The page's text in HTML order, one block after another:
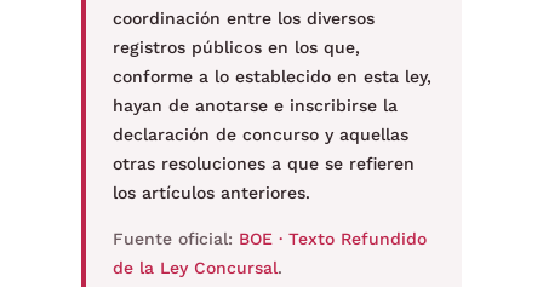
coordinación entre los diversos
registros públicos en los que,
conforme a lo establecido en esta ley,
hayan de anotarse e inscribirse la
declaración de concurso y aquellas
otras resoluciones a que se refieren
los artículos anteriores.
Fuente oficial: BOE · Texto Refundido
de la Ley Concursal.